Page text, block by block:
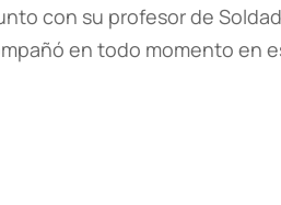
con su profesor de
en todo momento en